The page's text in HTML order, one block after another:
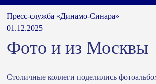
Пресс-служба «Динамо-Синара»
01.12.2025
Фото и из Москвы
Столичные коллеги поделились